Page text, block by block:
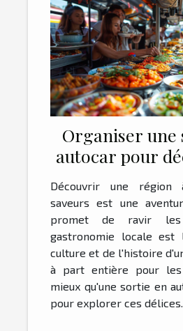
Organiser une
autocar pour
gastronomie
Découvrir une
saveurs est une
promet de ravir
gastronomie locale
culture et de l'histoire
à part entière pour les
mieux qu'une sortie en
pour explorer ces